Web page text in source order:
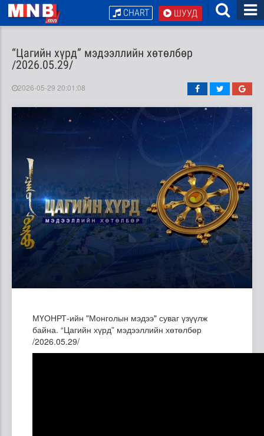
ШУУД
CHART
“Цагийн хүрд” мэдээллийн хөтөлбөр
/2026.05.29/
2026-05-29 20:01:08
МҮОНРТ-ийн "Монголын мэдээ" суваг үзүүлж
байна. “Цагийн хүрд” мэдээллийн хөтөлбөр
/2026.05.29/